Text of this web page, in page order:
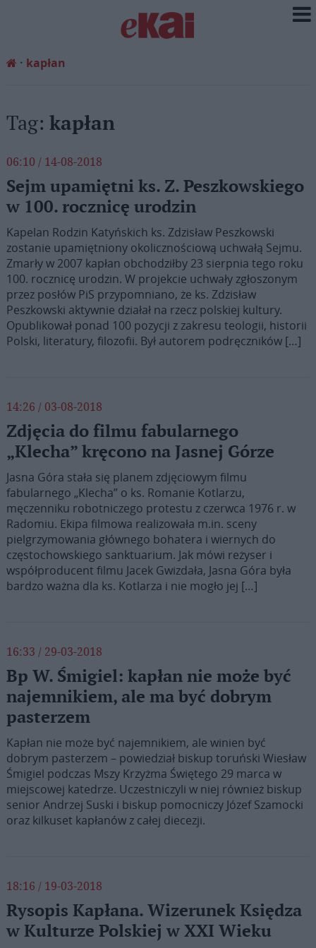
kapłan
Tag: kapłan
06:10 / 14-08-2018
Sejm upamiętni ks. Z. Peszkowskiego
w 100. rocznicę urodzin
Kapelan Rodzin Katyńskich ks. Zdzisław Peszkowski
zostanie upamiętniony okolicznościową uchwałą Sejmu.
Zmarły w 2007 kapłan obchodziłby 23 sierpnia tego roku
100. rocznicę urodzin. W projekcie uchwały zgłoszonym
przez posłów PiS przypomniano, że ks. Zdzisław
Peszkowski aktywnie działał na rzecz polskiej kultury.
Opublikował ponad 100 pozycji z zakresu teologii, historii
Polski, literatury, filozofii. Był autorem podręczników […]
14:26 / 03-08-2018
Zdjęcia do filmu fabularnego
„Klecha” kręcono na Jasnej Górze
Jasna Góra stała się planem zdjęciowym filmu
fabularnego „Klecha” o ks. Romanie Kotlarzu,
męczenniku robotniczego protestu z czerwca 1976 r. w
Radomiu. Ekipa filmowa realizowała m.in. sceny
pielgrzymowania głównego bohatera i wiernych do
częstochowskiego sanktuarium. Jak mówi reżyser i
współproducent filmu Jacek Gwizdała, Jasna Góra była
bardzo ważna dla ks. Kotlarza i nie mogło jej […]
16:33 / 29-03-2018
Bp W. Śmigiel: kapłan nie może być
najemnikiem, ale ma być dobrym
pasterzem
Kapłan nie może być najemnikiem, ale winien być
dobrym pasterzem – powiedział biskup toruński Wiesław
Śmigiel podczas Mszy Krzyżma Świętego 29 marca w
miejscowej katedrze. Uczestniczyli w niej również biskup
senior Andrzej Suski i biskup pomocniczy Józef Szamocki
oraz kilkuset kapłanów z całej diecezji.
18:16 / 19-03-2018
Rysopis Kapłana. Wizerunek Księdza
w Kulturze Polskiej w XXI Wieku